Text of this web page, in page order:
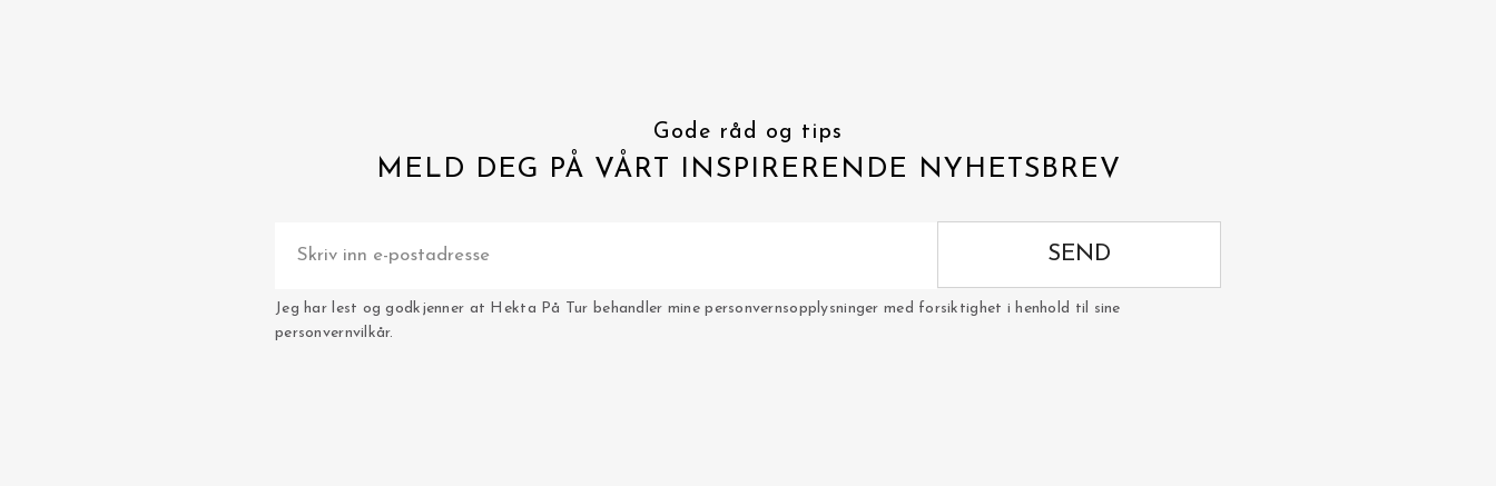
Gode råd og tips
MELD DEG PÅ VÅRT INSPIRERENDE NYHETSBREV
SEND
Jeg har lest og godkjenner at Hekta På Tur behandler mine personvernsopplysninger med forsiktighet i henhold til sine
personvernvilkår.